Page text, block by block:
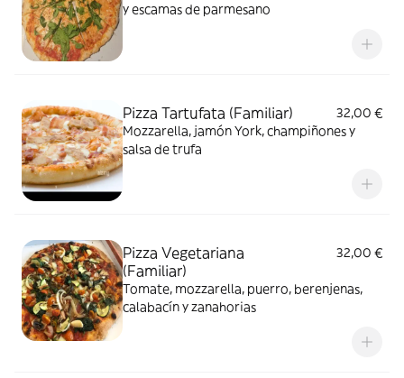
y escamas de parmesano
Pizza Tartufata (Familiar)
32,00 €
Mozzarella, jamón York, champiñones y
salsa de trufa
Pizza Vegetariana
(Familiar)
32,00 €
Tomate, mozzarella, puerro, berenjenas,
calabacín y zanahorias